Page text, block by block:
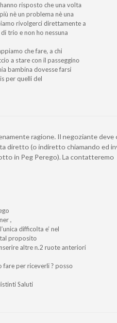
risposto che una volta
nè un problema nè una
rivolgerci direttamente a
trio e non ho nessuna
che fare, a chi
a stare con il passeggino
bambina dovesse farsi
per quelli del
ragione. Il negoziante deve
diretto (o indiretto chiamando ed
in Peg Perego). La contatteremo
,
difficolta e’ nel
proposito
altre n.2 ruote anteriori
fare per riceverli ? posso
Saluti